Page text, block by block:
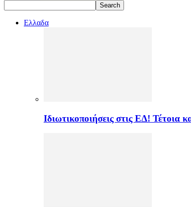
Ελλαδα
Ιδιωτικοποιήσεις στις ΕΔ! Τέτοια